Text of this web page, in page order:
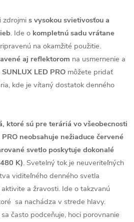
zdrojmi s vysokou svietivosťou a
. Ide o kompletnú sadu vrátane
na okamžité použitie.
aj reflektorom na usmernenie a
SUNLUX LED PRO môžete pridať
kde je vítaný dostatok denného
ktoré sú pre teráriá vo všeobecnosti
neobsahuje nežiaduce červené
svetlo poskytuje dokonalé
K). Svetelný tok je neuveriteľných
viditeľného denného svetla
a žravosti. Ide o takzvanú
sa nachádza v strede hlavy.
často podceňuje, hoci porovnanie